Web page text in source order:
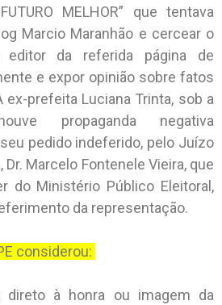
MELHOR” que tentava
Marcio Maranhão e cercear o
editor da referida página de
e expor opinião sobre fatos
ex-prefeita Luciana Trinta, sob a
propaganda negativa
pedido indeferido, pelo Juízo
Dr. Marcelo Fontenele Vieira, que
do Ministério Público Eleitoral,
da representação.
considerou:
direto à honra ou imagem da